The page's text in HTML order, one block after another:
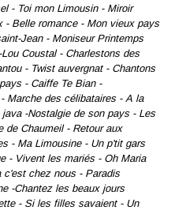
- Toi mon Limousin - Miroir
- Belle romance - Mon vieux pays
Jean - Moniseur Printemps
Lou Coustal - Charlestons des
- Twist auvergnat - Chantons
- Caiffe Te Bian -
Marche des célibataires - A la
java -Nostalgie de son pays - Les
de Chaumeil - Retour aux
- Ma Limousine - Un p'tit gars
- Vivent les mariés - Oh Maria
c'est chez nous - Paradis
-Chantez les beaux jours
- Si les filles savaient - Un